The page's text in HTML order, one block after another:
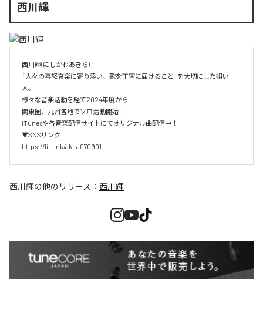
西川輝
西川輝(にしかわあきら)
「人々の喜怒哀楽に寄り添い、歌を丁寧に届けること」を大切にした唄い
人。
様々な音楽活動を経て2024年度から
関東圏、九州各地でソロ活動開始！
iTunesや各音楽配信サイトにてオリジナル曲配信中！
▼SNSリンク
https://lit.link/akira070901
西川輝の他のリリース： 西川輝